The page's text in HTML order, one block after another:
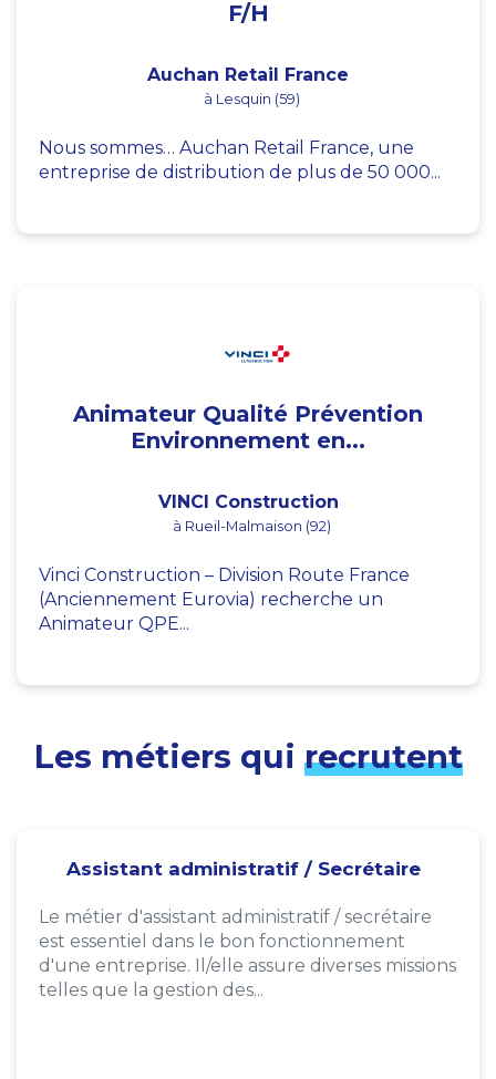
F/H
Auchan Retail France
à Lesquin (59)
Nous sommes… Auchan Retail France, une
entreprise de distribution de plus de 50 000...
Animateur Qualité Prévention
Environnement en...
VINCI Construction
à Rueil-Malmaison (92)
Vinci Construction – Division Route France
(Anciennement Eurovia) recherche un
Animateur QPE...
Les métiers qui recrutent
Assistant administratif / Secrétaire
Le métier d'assistant administratif / secrétaire
est essentiel dans le bon fonctionnement
d'une entreprise. Il/elle assure diverses missions
telles que la gestion des...